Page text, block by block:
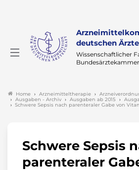
deutschen
Wissenschaftlicher
Bundesärztekammer
Home Arzneimitteltherapie
Ausgaben - Archiv
Ausgaben ab 2015
Schwere Sepsis nach parenteraler Gabe von
Schwere Sepsis
parenteraler